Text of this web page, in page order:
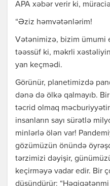
APA xəbər verir ki,
“Əziz həmvətənlərim!
Vətənimizə, bizim ümumi
təəssüf ki, məkrli
yan keçmədi.
Görünür, planetimizdə
dənə də ölkə qalmayıb.
təcrid olmaq
insanların sayı sürətlə
minlərlə ölən var!
gözümüzün önündə
tərzimizi dəyişir,
keçirməyə vadar edir. Bir
düşündürür: